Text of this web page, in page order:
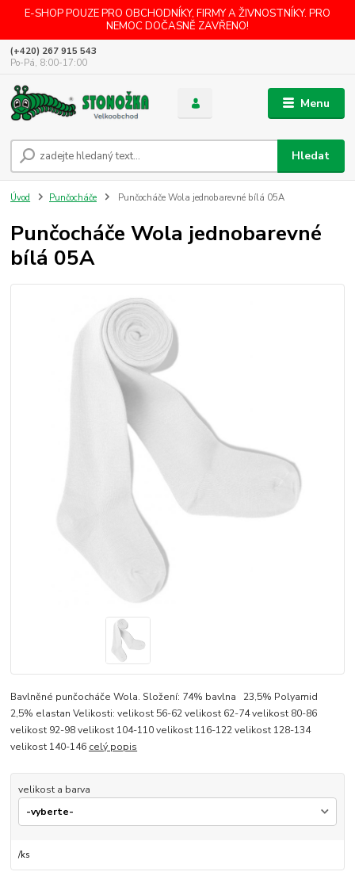
E-SHOP POUZE PRO OBCHODNÍKY, FIRMY A ŽIVNOSTNÍKY. PRO
NEMOC DOČASNĚ ZAVŘENO!
Menu
Hledat
(+420) 267 915 543
Po-Pá, 8:00-17:00
Úvod Punčocháče Punčocháče Wola jednobarevné bílá 05A
Punčocháče Wola jednobarevné
bílá 05A
Bavlněné punčocháče Wola. Složení: 74% bavlna 23,5% Polyamid
2,5% elastan Velikosti: velikost 56-62 velikost 62-74 velikost 80-86
velikost 92-98 velikost 104-110 velikost 116-122 velikost 128-134
velikost 140-146 celý popis
velikost a barva
/ks